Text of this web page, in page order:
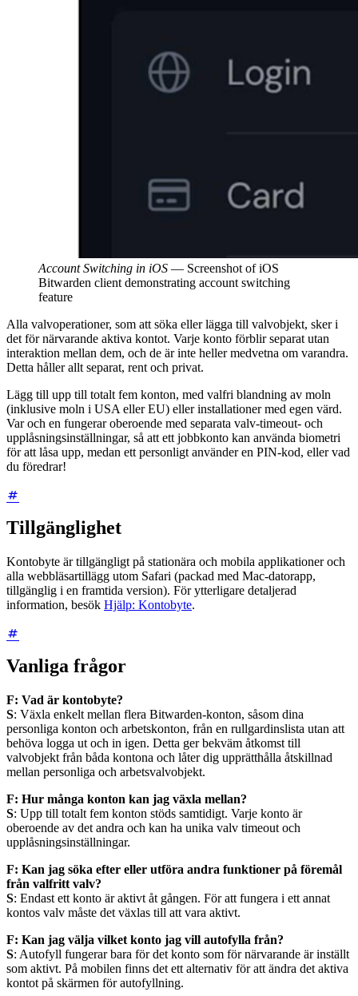
Account Switching in iOS — Screenshot of iOS
Bitwarden client demonstrating account switching
feature
Alla valvoperationer, som att söka eller lägga till valvobjekt, sker i
det för närvarande aktiva kontot. Varje konto förblir separat utan
interaktion mellan dem, och de är inte heller medvetna om varandra.
Detta håller allt separat, rent och privat.
Lägg till upp till totalt fem konton, med valfri blandning av moln
(inklusive moln i USA eller EU) eller installationer med egen värd.
Var och en fungerar oberoende med separata valv-timeout- och
upplåsningsinställningar, så att ett jobbkonto kan använda biometri
för att låsa upp, medan ett personligt använder en PIN-kod, eller vad
du föredrar!
Tillgänglighet
Kontobyte är tillgängligt på stationära och mobila applikationer och
alla webbläsartillägg utom Safari (packad med Mac-datorapp,
tillgänglig i en framtida version). För ytterligare detaljerad
information, besök Hjälp: Kontobyte.
Vanliga frågor
F: Vad är kontobyte?
S: Växla enkelt mellan flera Bitwarden-konton, såsom dina
personliga konton och arbetskonton, från en rullgardinslista utan att
behöva logga ut och in igen. Detta ger bekväm åtkomst till
valvobjekt från båda kontona och låter dig upprätthålla åtskillnad
mellan personliga och arbetsvalvobjekt.
F: Hur många konton kan jag växla mellan?
S: Upp till totalt fem konton stöds samtidigt. Varje konto är
oberoende av det andra och kan ha unika valv timeout och
upplåsningsinställningar.
F: Kan jag söka efter eller utföra andra funktioner på föremål
från valfritt valv?
S: Endast ett konto är aktivt åt gången. För att fungera i ett annat
kontos valv måste det växlas till att vara aktivt.
F: Kan jag välja vilket konto jag vill autofylla från?
S: Autofyll fungerar bara för det konto som för närvarande är inställt
som aktivt. På mobilen finns det ett alternativ för att ändra det aktiva
kontot på skärmen för autofyllning.